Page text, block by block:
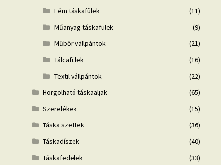
Fém táskafülek
(11)
Műanyag táskafülek
(9)
Műbőr vállpántok
(21)
Tálcafülek
(16)
Textil vállpántok
(22)
Horgolható táskaaljak
(65)
Szerelékek
(15)
Táska szettek
(36)
Táskadíszek
(40)
Táskafedelek
(33)